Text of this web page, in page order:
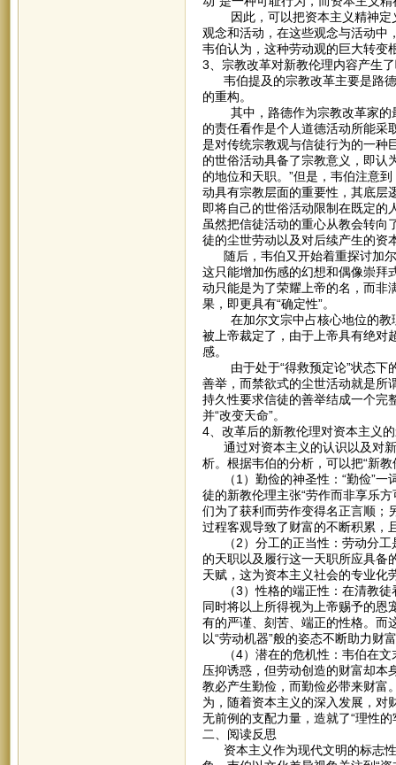
因此，可以把资本主义精神定义
观念和活动，在这些观念与活动中
韦伯认为，这种劳动观的巨大转变
3、宗教改革对新教伦理内容产生
韦伯提及的宗教改革主要是路德
的重构。
其中，路德作为宗教改革家的最
的责任看作是个人道德活动所能采
是对传统宗教观与信徒行为的一种
的世俗活动具备了宗教意义，即认
的地位和天职。”但是，韦伯注意
动具有宗教层面的重要性，其底层
即将自己的世俗活动限制在既定的
虽然把信徒活动的重心从教会转向
徒的尘世劳动以及对后续产生的资
随后，韦伯又开始着重探讨加尔
这只能增加伤感的幻想和偶像崇拜
动只能是为了荣耀上帝的名，而非
果，即更具有“确定性”。
在加尔文宗中占核心地位的教理
被上帝裁定了，由于上帝具有绝对
感。
由于处于“得救预定论”状态下的
善举，而禁欲式的尘世活动就是所
持久性要求信徒的善举结成一个完
并“改变天命”。
4、改革后的新教伦理对资本主义
通过对资本主义的认识以及对新
析。根据韦伯的分析，可以把“新
（1）勤俭的神圣性：“勤俭”一词
徒的新教伦理主张“劳作而非享乐
们为了获利而劳作变得名正言顺；
过程客观导致了财富的不断积累，
（2）分工的正当性：劳动分工
的天职以及履行这一天职所应具备
天赋，这为资本主义社会的专业化
（3）性格的端正性：在清教徒
同时将以上所得视为上帝赐予的恩
有的严谨、刻苦、端正的性格。而
以“劳动机器”般的姿态不断助力财
（4）潜在的危机性：韦伯在文
压抑诱惑，但劳动创造的财富却本
教必产生勤俭，而勤俭必带来财富
为，随着资本主义的深入发展，对
无前例的支配力量，造就了“理性的
二、阅读反思
资本主义作为现代文明的标志性